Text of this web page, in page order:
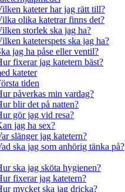
kateter har jag rätt till?
olika katetrar finns det?
storlek ska jag ha?
kateterspets ska jag ha?
jag ha påse eller ventil?
fixerar jag katetern bäst?
kateter
tiden
påverkas min vardag?
blir det på natten?
gör jag vid resa?
jag ha sex?
slänger jag katetern?
ska jag som anhörig tänka på?
ska jag sköta hygienen?
fixerar jag katetern?
mycket ska jag dricka?